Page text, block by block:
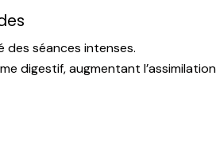
des séances intenses.
digestif, augmentant